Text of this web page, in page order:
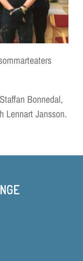
OCH KOSTYM
KONTAKT
DOKUMENT
PLAY
Bonnedal,
Lennart Jansson.